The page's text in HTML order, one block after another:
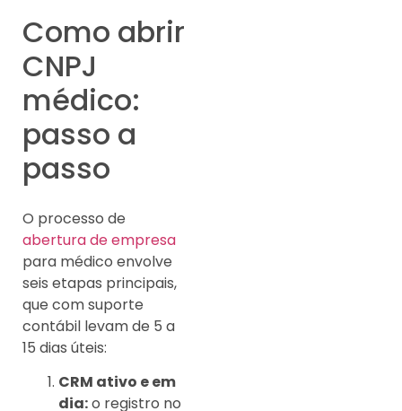
Como abrir
CNPJ
médico:
passo a
passo
O processo de
abertura de empresa
para médico envolve
seis etapas principais,
que com suporte
contábil levam de 5 a
15 dias úteis:
CRM ativo e em
dia:o registro no